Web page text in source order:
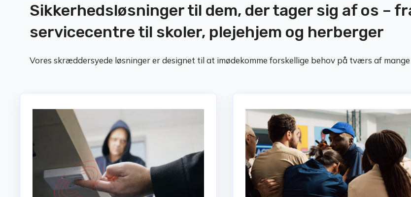
Sikkerhedsløsninger til dem, der tager sig af os –
servicecentre til skoler, plejehjem og herberger
Vores skræddersyede løsninger er designet til at imødekomme forskellige behov på tværs af